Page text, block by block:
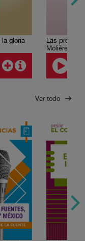
la gloria
Molière
Ver todo